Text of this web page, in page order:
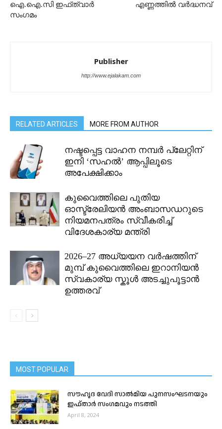
ഐ.ഐ.സി ഇഫ്ത്വാർ
സംഗമം
എണ്ണത്തിൽ വർദ്ധനവ്
Publisher
http://www.ejalakam.com
RELATED ARTICLES MORE FROM AUTHOR
നഷ്ടപ്പെട്ട വാഹന നമ്പർ പ്ലേറ്റിന്
ഇനി ‘സഹൽ’ ആപ്പിലൂടെ
അപേക്ഷിക്കാം
കുവൈത്തിലെ പുതിയ
ഓസ്ട്രേലിയൻ അംബാസഡറുടെ
നിയമനപത്രം സ്വീകരിച്ച്
വിദേശകാര്യ മന്ത്രി
2026–27 അധ്യയന വർഷത്തിന്
മുമ്പ് കുവൈത്തിലെ ഇറാനിയൻ
സ്വകാര്യ സ്കൂൾ അടച്ചുപൂട്ടാൻ
ഉത്തരവ്
MOST POPULAR
സൗഹൃദ വേദി സാൽമിയ പുനസംഘടനയും
ഇഫ്താർ സംഗമവും നടത്തി
April 8, 2024